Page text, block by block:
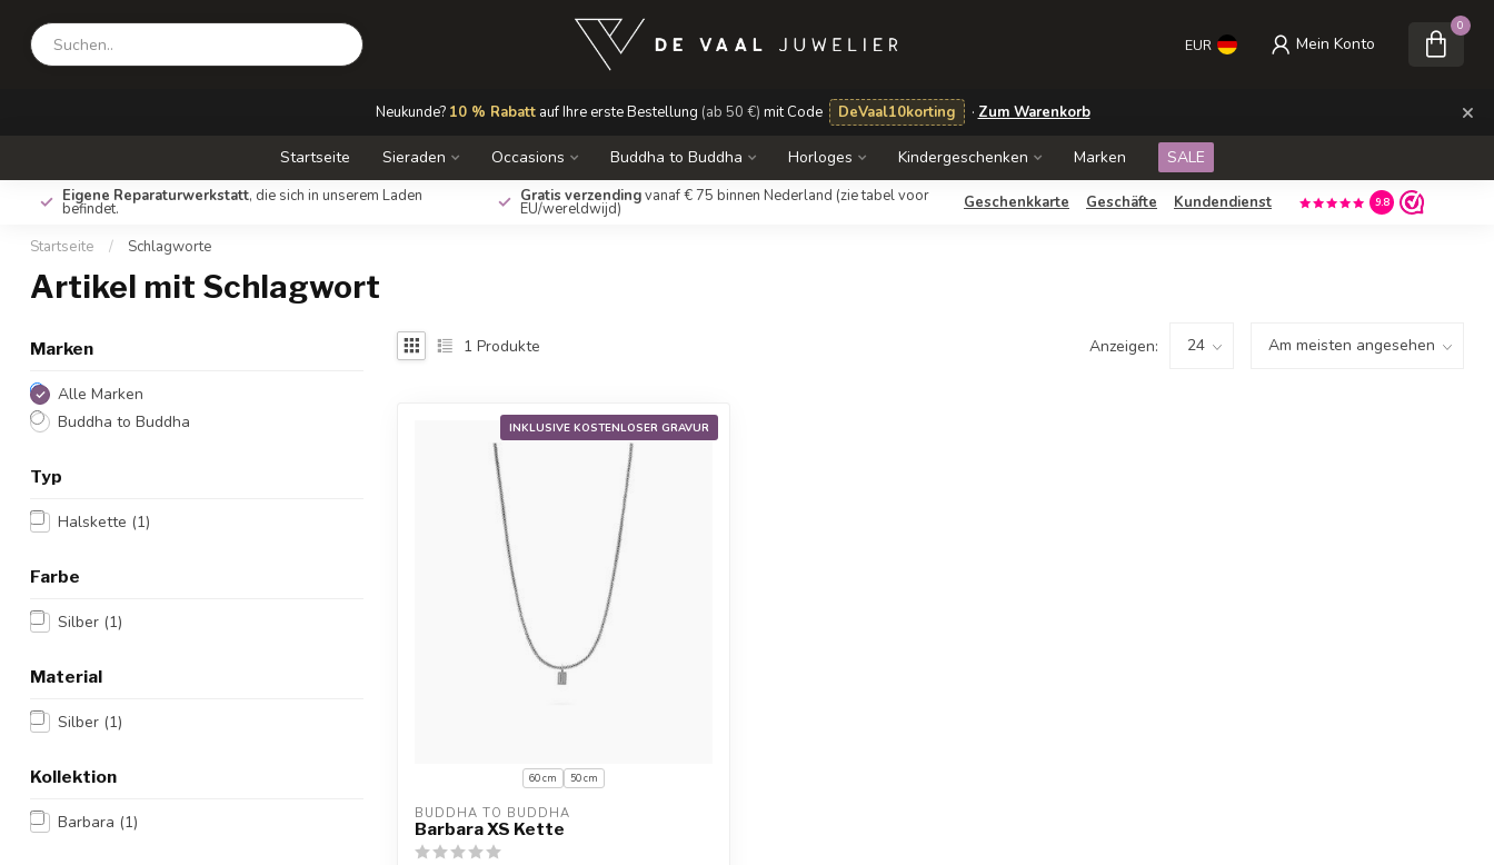
Neukunde? 10 % Rabattauf Ihre erste Bestellung (ab 50 €) mit Code DeVaal10korting · Zum Warenkorb ×
EUR Mein Konto
0
Startseite Sieraden Occasions Buddha to Buddha Horloges Kindergeschenken Marken SALE
Eigene Reparaturwerkstatt, die sich in unserem Laden
befindet.
Gratis verzendingvanaf € 75 binnen Nederland (zie tabel voor
EU/wereldwijd) Geschenkkarte Geschäfte Kundendienst 9.8
Startseite / Schlagworte
Artikel mit Schlagwort
Marken
Alle Marken
Buddha to Buddha
Typ
Halskette (1)
Farbe
Silber (1)
Material
Silber (1)
Kollektion
Barbara (1)
1 Produkte Anzeigen:
INKLUSIVE KOSTENLOSER GRAVUR
60 cm 50 cm
BUDDHA TO BUDDHA
Barbara XS Kette